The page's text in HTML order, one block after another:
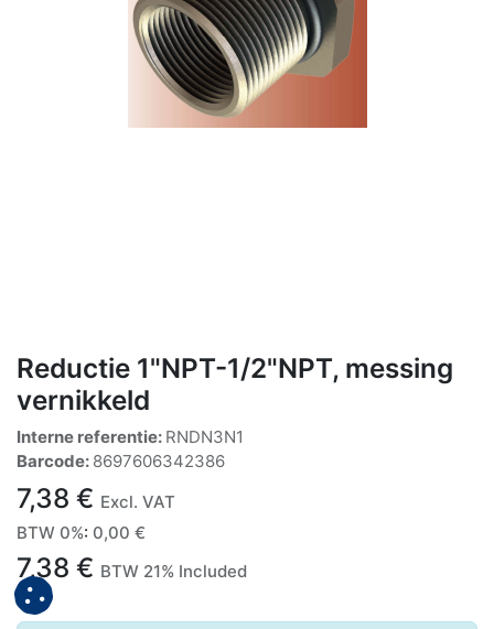
Reductie 1"NPT-1/2"NPT, messing
vernikkeld
Interne referentie: RNDN3N1
Barcode: 8697606342386
7,38 € Excl. VAT
BTW 0%: 0,00 €
7,38 € BTW 21% Included